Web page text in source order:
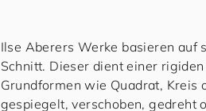
Ilse Aberers Werke basieren auf
Schnitt. Dieser dient einer
Grundformen wie Quadrat,
gespiegelt, verschoben, gedreht